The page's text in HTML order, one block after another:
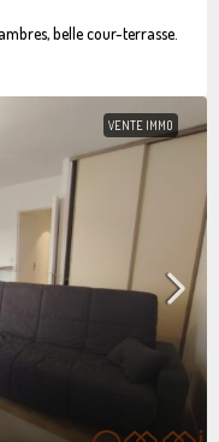
belle cour-terrasse.
VENTE IMMO